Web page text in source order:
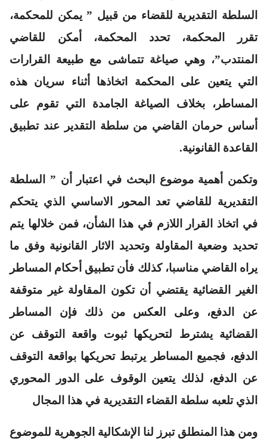
السلطة التقديرية للقضاء من قبيل ” يمكن للمحكمة،
تقرر المحكمة، تحدد المحكمة، أمكن للقاضي
المنتدب”، وهي صياغة تتماشى مع طبيعة القرارات
التي يتعين على المحكمة اتخاذها أثناء سريان هذه
المساطر، بخلاف الصياغة الجامدة التي تقوم على
أساس حرمان القاضي من سلطة التقدير عند تطبيق
القاعدة القانونية.
وتكمن أهمية موضوع البحث في اعتبار أن ” السلطة
التقديرية للقاضي تعد المحور الاساسي الذي يتحكم
في اتخاذ القرار اللازم في هذا الشأن، فمن خلالها يتم
تحديد وضعية المقاولة وتحديد الاثار القانونية وفق ما
يراه القاضي مناسبا، كذلك فأن تطبيق أحكام المساطر
الغير القضائية يقتضي أن تكون المقاولة غير متوقفة
عن الدفع، وعلى العكس من ذلك فإن المساطر
القضائية يشترط لتحريكها ثبوت واقعة التوقف عن
الدفع، فجميع المساطر يرتبط تحريكها بواقعة التوقف
عن الدفع، لذلك يتعين الوقوف على الدور المحوري
الذي تلعبه سلطة القضاء التقديرية في هذا المجال
ومن هذا المنطلق تبرز لنا الإشكالية الجوهرية للموضوع